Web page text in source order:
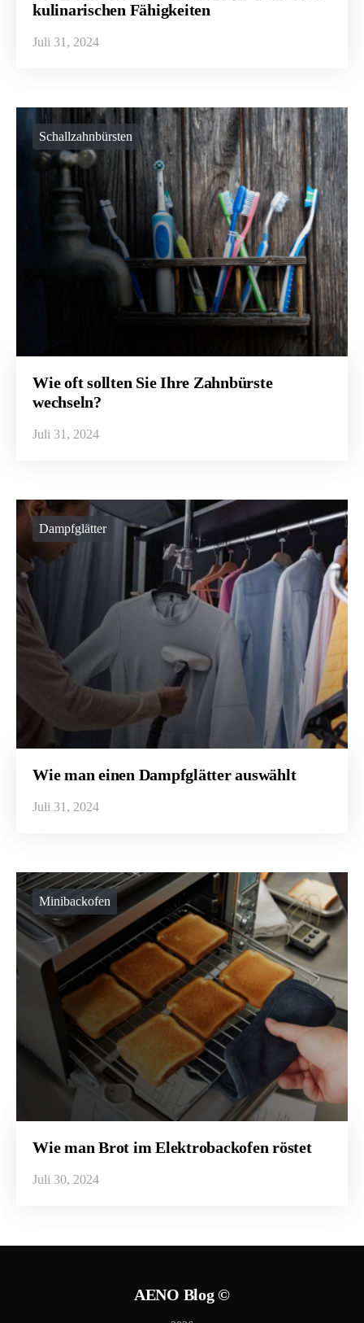
kulinarischen Fähigkeiten
Juli 31, 2024
Schallzahnbürsten
Wie oft sollten Sie Ihre Zahnbürste
wechseln?
Juli 31, 2024
Dampfglätter
Wie man einen Dampfglätter auswählt
Juli 31, 2024
Minibackofen
Wie man Brot im Elektrobackofen röstet
Juli 30, 2024
AENO Blog ©